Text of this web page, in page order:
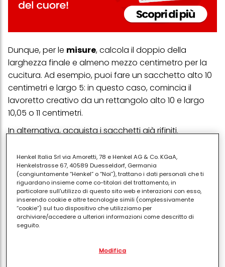
Dunque, per le misure, calcola il doppio della
larghezza finale e almeno mezzo centimetro per la
cucitura. Ad esempio, puoi fare un sacchetto alto 10
centimetri e largo 5: in questo caso, comincia il
lavoretto creativo da un rettangolo alto 10 e largo
10,05 o 11 centimetri.
In alternativa, acquista i sacchetti già rifiniti.
Essiccare i fiori per i sacchetti profumati
In commercio, trovi il pot pourri già pronto o i
materiali essiccati da comporre come vuoi.
D’altra parte, è bello anche fare una passeggiata e
raccogliere i fiori e le erbe che preferisci, nel rispetto
della natura e delle regole, oppure fare un giro nel
raccoglii fiori al mattino, prima
Henkel Italia Srl via Amoretti, 78 e Henkel AG & Co. KGaA,
Henkelstrasse 67, 40589 Duesseldorf, Germania
(congiuntamente “Henkel” o “Noi”), trattano i dati personali che ti
riguardano insieme come co-titolari del trattamento, in
particolare sull'utilizzo di questo sito web e interazioni con esso,
inserendo cookie e altre tecnologie simili (complessivamente
“cookie”) sul tuo dispositivo che utilizziamo per
archiviare/accedere a ulteriori informazioni come descritto di
seguito.
separati o co-titolari come indicato nella nostra Informativa sulla
Modifica